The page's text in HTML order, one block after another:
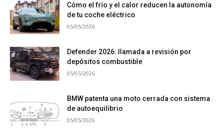
Cómo el frío y el calor reducen la autonomía
de tu coche eléctrico
05/05/2026
Defender 2026: llamada a revisión por
depósitos combustible
05/05/2026
BMW patenta una moto cerrada con sistema
de autoequilibrio
05/05/2026